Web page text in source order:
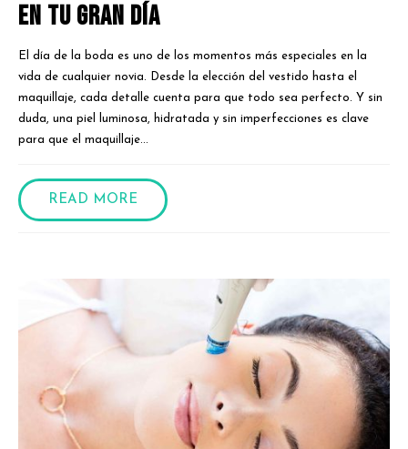
en tu Gran Día
El día de la boda es uno de los momentos más especiales en la
vida de cualquier novia. Desde la elección del vestido hasta el
maquillaje, cada detalle cuenta para que todo sea perfecto. Y sin
duda, una piel luminosa, hidratada y sin imperfecciones es clave
para que el maquillaje...
READ MORE